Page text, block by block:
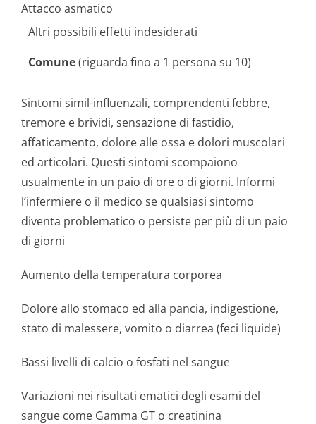
Attacco asmatico
Altri possibili effetti indesiderati
Comune(riguarda fino a 1 persona su 10)
Sintomi simil-influenzali, comprendenti febbre,
tremore e brividi, sensazione di fastidio,
affaticamento, dolore alle ossa e dolori muscolari
ed articolari. Questi sintomi scompaiono
usualmente in un paio di ore o di giorni. Informi
l’infermiere o il medico se qualsiasi sintomo
diventa problematico o persiste per più di un paio
di giorni
Aumento della temperatura corporea
Dolore allo stomaco ed alla pancia, indigestione,
stato di malessere, vomito o diarrea (feci liquide)
Bassi livelli di calcio o fosfati nel sangue
Variazioni nei risultati ematici degli esami del
sangue come Gamma GT o creatinina